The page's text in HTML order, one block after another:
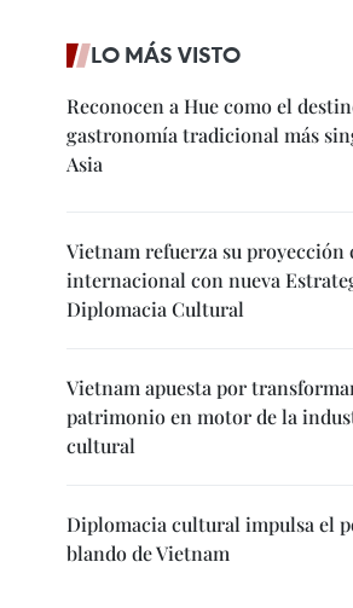
LO MÁS VISTO
Reconocen a Hue como el
gastronomía tradicional más
Asia
Vietnam refuerza su proyección
internacional con nueva
Diplomacia Cultural
Vietnam apuesta por
patrimonio en motor de la
cultural
Diplomacia cultural impulsa el
blando de Vietnam